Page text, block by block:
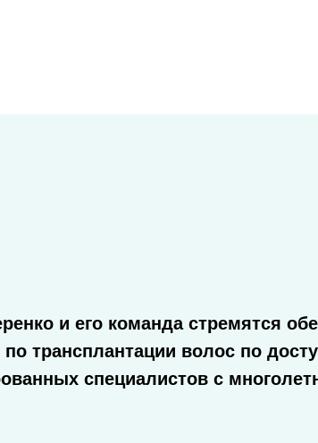
и его команда стремятся
трансплантации волос по
специалистов с